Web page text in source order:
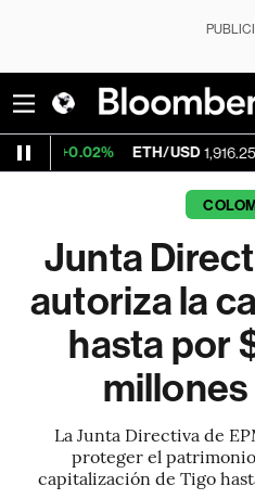
ETH/USD 1,916.258 +0.12%
Junta
autoriza la
hasta por
La Junta Directiva de
proteger el
capitalización de Tigo